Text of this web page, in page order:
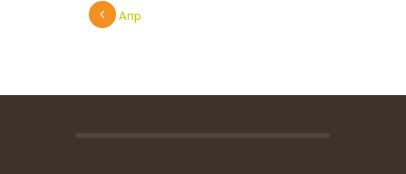
« Апр